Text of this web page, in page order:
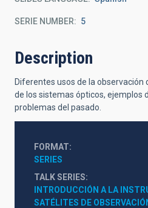
SERIE NUMBER 5
Description
Diferentes usos de la observación
de los sistemas ópticos, ejemplos
problemas del pasado.
FORMAT
SERIES
TALK SERIES
INTRODUCCIÓN A LA
SATÉLITES DE